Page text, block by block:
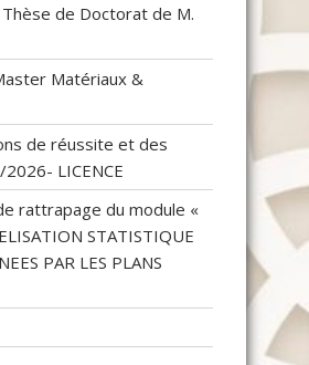
de Doctorat de M.
Matériaux &
de réussite et des
LICENCE
rattrapage du module «
STATISTIQUE
PAR LES PLANS